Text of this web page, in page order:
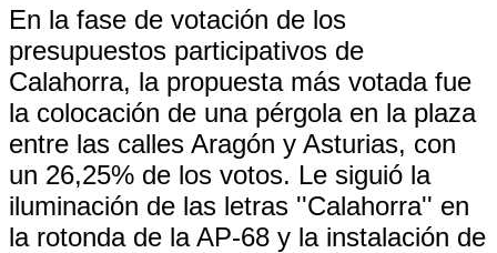
En la fase de votación de los
presupuestos participativos de
Calahorra, la propuesta más votada fue
la colocación de una pérgola en la plaza
entre las calles Aragón y Asturias, con
un 26,25% de los votos. Le siguió la
iluminación de las letras ''Calahorra'' en
la rotonda de la AP-68 y la instalación de